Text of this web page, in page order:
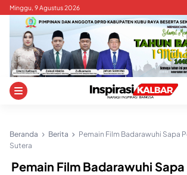
Skip
content
Minggu, 9 Agustus 2026
Beranda Berita
Pemain Film Badarawuhi Sapa
Sutera
Pemain Film Badarawuhi